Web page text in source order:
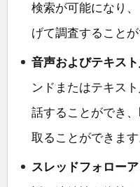
検索が可能になり
げて調査することが
音声およびテキスト
ンドまたはテキス
話することができ
取ることができます
スレッドフォローア